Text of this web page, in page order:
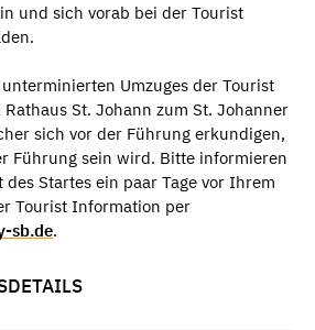
und sich vorab bei der Tourist
Umzuges der Tourist
St. Johann zum St. Johanner
sich vor der Führung erkundigen,
Führung sein wird. Bitte informieren
Startes ein paar Tage vor Ihrem
Tourist Information per
sb.de.